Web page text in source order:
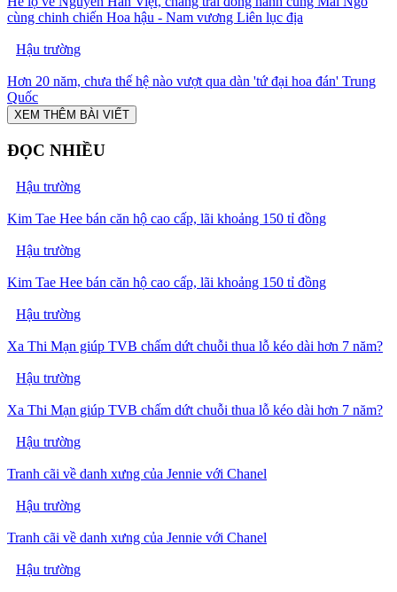
cùng chinh chiến Hoa hậu - Nam vương Liên lục địa
Hậu trường
Hơn 20 năm, chưa thế hệ nào vượt qua dàn 'tứ đại hoa đán' Trung
Quốc
XEM THÊM BÀI VIẾT
ĐỌC NHIỀU
Hậu trường
Kim Tae Hee bán căn hộ cao cấp, lãi khoảng 150 tỉ đồng
Hậu trường
Kim Tae Hee bán căn hộ cao cấp, lãi khoảng 150 tỉ đồng
Hậu trường
Xa Thi Mạn giúp TVB chấm dứt chuỗi thua lỗ kéo dài hơn 7 năm?
Hậu trường
Xa Thi Mạn giúp TVB chấm dứt chuỗi thua lỗ kéo dài hơn 7 năm?
Hậu trường
Tranh cãi về danh xưng của Jennie với Chanel
Hậu trường
Tranh cãi về danh xưng của Jennie với Chanel
Hậu trường